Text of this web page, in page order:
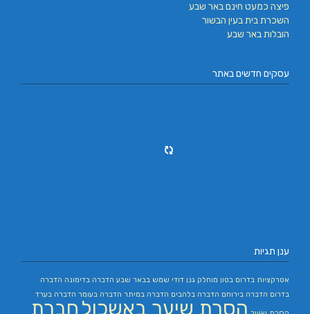
פיצה כמעט חינם באר שבע
השכרת בית בעין הבשור
הובלות באר שבע
עסקים חדשים באתר
ענן תגיות
אטרקציות בדרום בטון מוחלק גנן דודי שמש בבאר שבע הדברה בדימונה הדברה
בדרום הדברה בירוחם הדברה בלהבים הדברה במיתר הדברה בעומר הדברה בערד
הסרת שיער באשכול חברת